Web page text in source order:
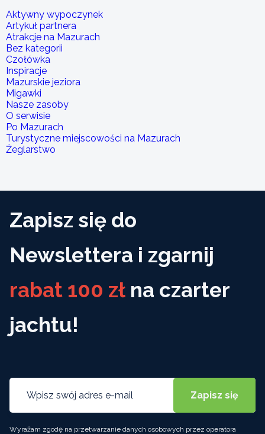
Aktywny wypoczynek
Artykuł partnera
Atrakcje na Mazurach
Bez kategorii
Czołówka
Inspiracje
Mazurskie jeziora
Migawki
Nasze zasoby
O serwisie
Po Mazurach
Turystyczne miejscowości na Mazurach
Żeglarstwo
Zapisz się do
Newslettera i zgarnij
rabat 100 zł na czarter
jachtu!
Wyrażam zgodę na przetwarzanie danych osobowych przez operatora